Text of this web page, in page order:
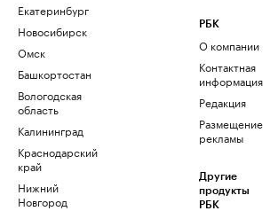
Екатеринбург
Новосибирск
Омск
Башкортостан
Вологодская
область
Калининград
Краснодарский
край
Нижний
Новгород
РБК
О компании
Контактная
информация
Редакция
Размещение
рекламы
Другие
продукты
РБК